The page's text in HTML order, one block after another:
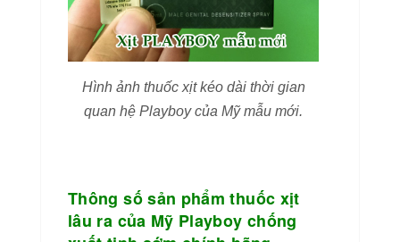
Hình ảnh thuốc xịt kéo dài thời gian
quan hệ Playboy của Mỹ mẫu mới.
Thông số sản phẩm thuốc xịt
lâu ra của Mỹ Playboy chống